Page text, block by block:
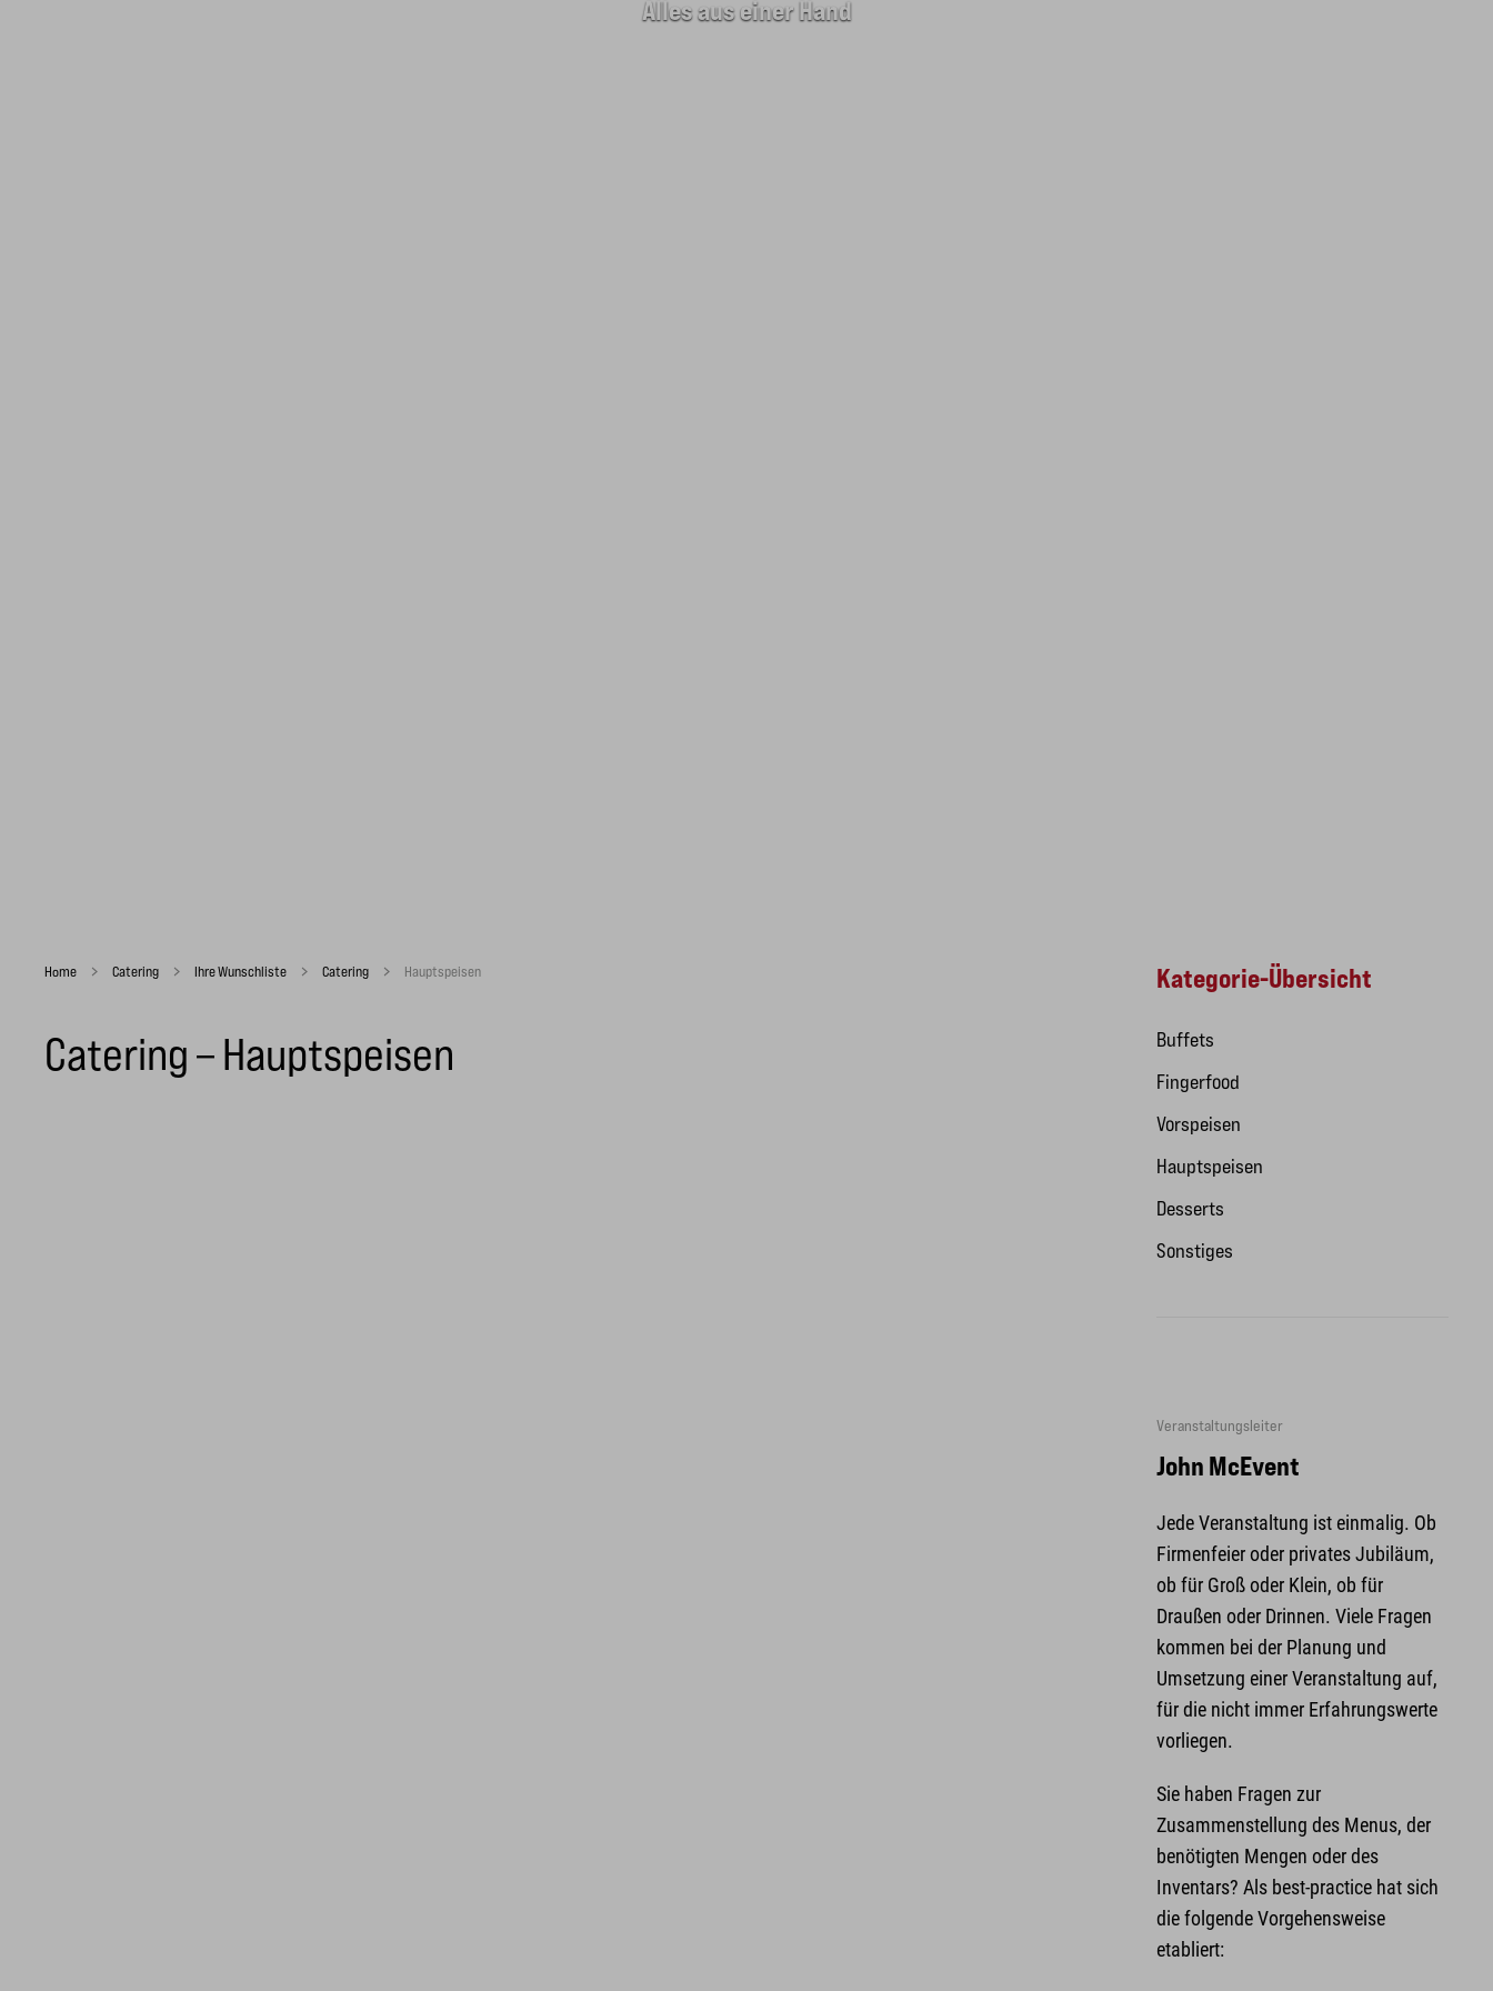
Alles aus einer Hand
Home Catering Ihre Wunschliste Catering Hauptspeisen
Catering – Hauptspeisen
Kategorie-Übersicht
Buffets
Fingerfood
Vorspeisen
Hauptspeisen
Desserts
Sonstiges
Veranstaltungsleiter
John McEvent
Jede Veranstaltung ist einmalig. Ob
Firmenfeier oder privates Jubiläum,
ob für Groß oder Klein, ob für
Draußen oder Drinnen. Viele Fragen
kommen bei der Planung und
Umsetzung einer Veranstaltung auf,
für die nicht immer Erfahrungswerte
vorliegen.
Sie haben Fragen zur
Zusammenstellung des Menus, der
benötigten Mengen oder des
Inventars? Als best-practice hat sich
die folgende Vorgehensweise
etabliert: